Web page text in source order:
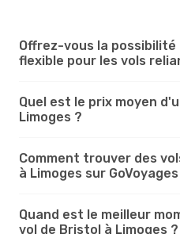
Offrez-vous la
flexible pour les vols
Quel est le prix moyen
Limoges ?
Comment trouver des
à Limoges sur
Quand est le meilleur
vol de Bristol à Limoges ?